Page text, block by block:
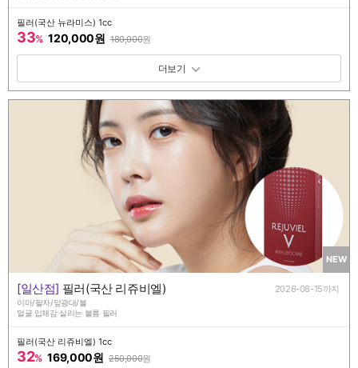
필러(국산 뉴라미스) 1cc
33% 120,000원 180,000원
패키지 보기 토글
NEW
[일산점] 필러(국산 리쥬비엘) 2026-08-15까지
이마/팔자/앞광대/볼
얼굴 입체감 살리는 볼륨 필러
필러(국산 리쥬비엘) 1cc
32% 169,000원 250,000원